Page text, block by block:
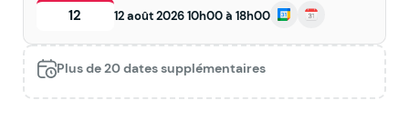
12 12 août 2026 10h00 à 18h00
Plus de 20 dates supplémentaires